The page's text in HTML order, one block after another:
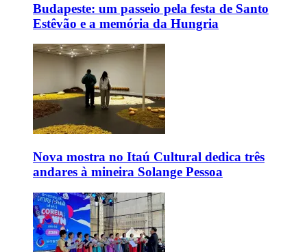
Budapeste: um passeio pela festa de Santo
Estêvão e a memória da Hungria
Nova mostra no Itaú Cultural dedica três
andares à mineira Solange Pessoa